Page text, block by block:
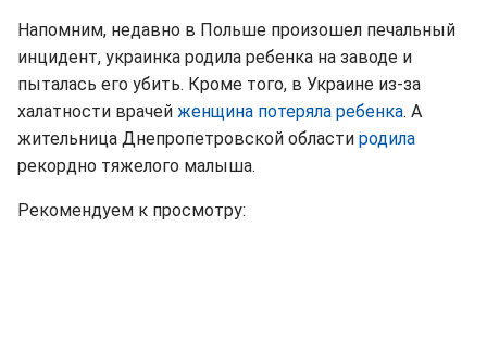
Напомним, недавно в Польше произошел печальный
инцидент, украинка родила ребенка на заводе и
пыталась его убить. Кроме того, в Украине из-за
халатности врачей женщина потеряла ребенка. А
жительница Днепропетровской области родила
рекордно тяжелого малыша.
Рекомендуем к просмотру: